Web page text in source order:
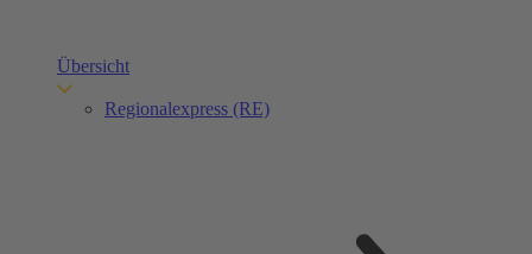
Übersicht
Regionalexpress (RE)